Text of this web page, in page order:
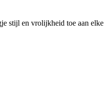
stijl en vrolijkheid toe aan elke